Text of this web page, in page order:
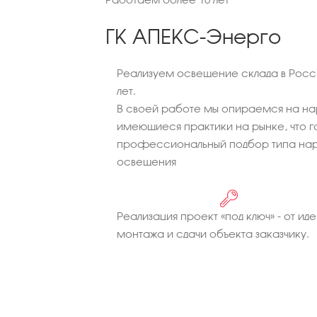
ГК АПЕКС-Энерго
Реализуем освещение склада в
лет.
В своей работе мы опираемся на
имеющиеся практики на рынке, что
профессиональный подбор типа
освещения
Реализация проект «под ключ» - от
монтажа и сдачи объекта заказчику.